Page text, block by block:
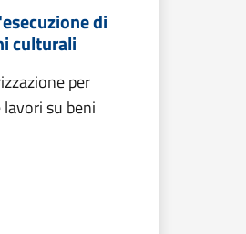
di
culturali
per
su beni